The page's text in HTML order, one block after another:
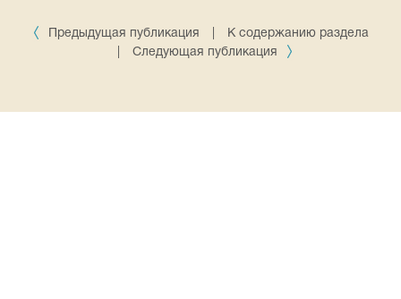
Предыдущая публикация
К содержанию раздела
Следующая публикация